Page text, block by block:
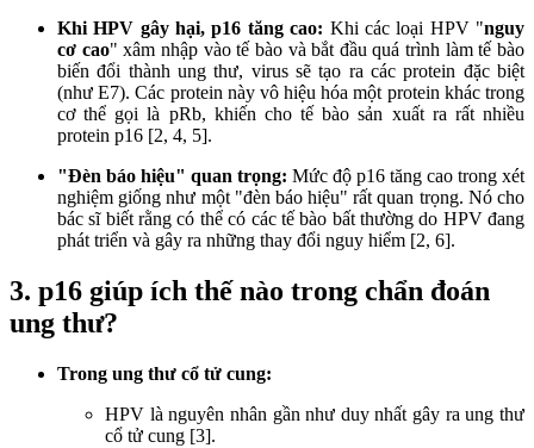
Khi HPV gây hại, p16 tăng cao: Khi các loại HPV "nguy
cơ cao" xâm nhập vào tế bào và bắt đầu quá trình làm tế bào
biến đổi thành ung thư, virus sẽ tạo ra các protein đặc biệt
(như E7). Các protein này vô hiệu hóa một protein khác trong
cơ thể gọi là pRb, khiến cho tế bào sản xuất ra rất nhiều
protein p16 [2, 4, 5].
"Đèn báo hiệu" quan trọng: Mức độ p16 tăng cao trong xét
nghiệm giống như một "đèn báo hiệu" rất quan trọng. Nó cho
bác sĩ biết rằng có thể có các tế bào bất thường do HPV đang
phát triển và gây ra những thay đổi nguy hiểm [2, 6].
3. p16 giúp ích thế nào trong chẩn đoán
ung thư?
Trong ung thư cổ tử cung:
HPV là nguyên nhân gần như duy nhất gây ra ung thư
cổ tử cung [3].